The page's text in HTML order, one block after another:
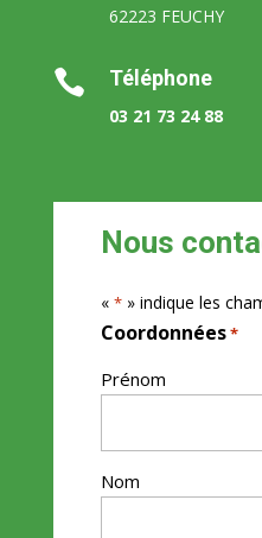
62223 FEUCHY
 Téléphone
03 21 73 24 88
Nous
« *» indique les
Coordonnées*
Prénom
Nom